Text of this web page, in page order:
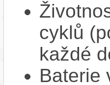
cyklů
každé
Baterie